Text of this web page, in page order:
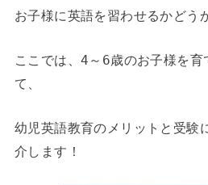
お子様に英語を習わせるかどう
ここでは、4～6歳のお子様を育
て、
幼児英語教育のメリットと受験
介します！